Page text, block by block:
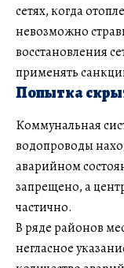
сетях, когда
невозможно
восстановления
применять
Попытка
Коммунальная
водопроводы
аварийном
запрещено, а
частично.
В ряде районов
негласное